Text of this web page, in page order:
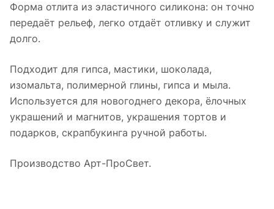
Форма отлита из эластичного силикона: он точно
передаёт рельеф, легко отдаёт отливку и служит
долго.
Подходит для гипса, мастики, шоколада,
изомальта, полимерной глины, гипса и мыла.
Используется для новогоднего декора, ёлочных
украшений и магнитов, украшения тортов и
подарков, скрапбукинга ручной работы.
Производство Арт-ПроСвет.